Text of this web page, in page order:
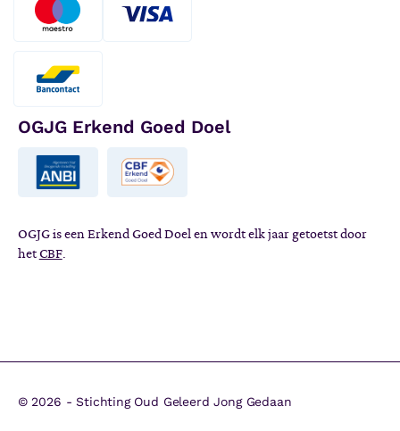
OGJG Erkend Goed Doel
OGJG is een Erkend Goed Doel en wordt elk jaar getoetst door
hetCBF.
© 2026 - Stichting Oud Geleerd Jong Gedaan